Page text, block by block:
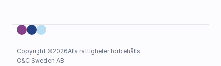
Copyright ©2026Alla rättigheter förbehålls.
C&C Sweden AB.